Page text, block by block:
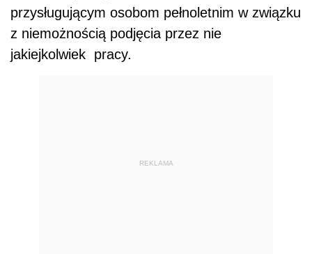
przysługującym osobom pełnoletnim w związku
z niemożnością podjęcia przez nie
jakiejkolwiek pracy.
REKLAMA